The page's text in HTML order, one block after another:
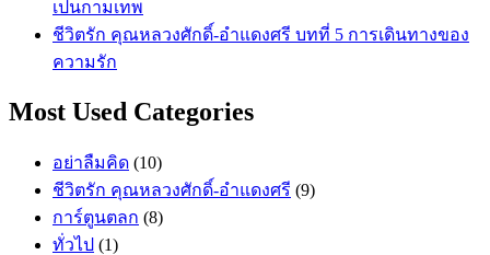
เปนกามเทพ
ชีวิตรัก คุณหลวงศักดิ์-อำแดงศรี บทที่ 5 การเดินทางของ
ความรัก
Most Used Categories
อย่าลืมคิด (10)
ชีวิตรัก คุณหลวงศักดิ์-อำแดงศรี (9)
การ์ตูนตลก (8)
ทั่วไป (1)